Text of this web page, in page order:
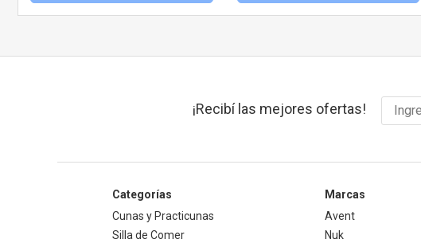
¡Recibí las mejores ofertas!
Categorías
Cunas y Practicunas
Silla de Comer
Marcas
Avent
Nuk